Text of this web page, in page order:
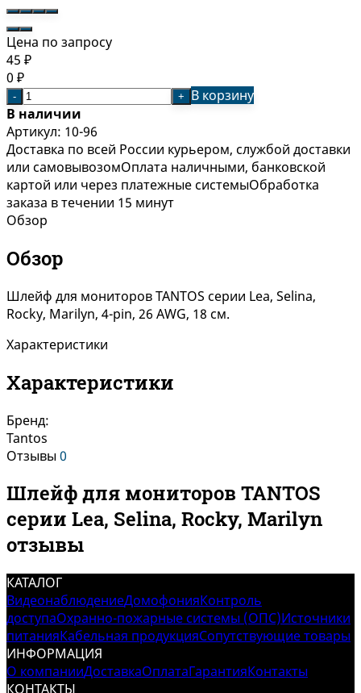
Цена по запросу
45 ₽
0 ₽
- +
В корзину
В наличии
Артикул: 10-96
Доставка по всей России курьером, службой доставки
или самовывозомОплата наличными, банковской
картой или через платежные системыОбработка
заказа в течении 15 минут
Обзор
Обзор
Шлейф для мониторов TANTOS серии Lea, Selina,
Rocky, Marilyn, 4-pin, 26 AWG, 18 см.
Характеристики
Характеристики
Бренд:
Tantos
Отзывы0
Шлейф для мониторов TANTOS
серии Lea, Selina, Rocky, Marilyn
отзывы
КАТАЛОГ
ВидеонаблюдениеДомофонияКонтроль
доступаОхранно-пожарные системы (ОПС)Источники
питанияКабельная продукцияСопутствующие товары
ИНФОРМАЦИЯ
О компанииДоставкаОплатаГарантияКонтакты
КОНТАКТЫ